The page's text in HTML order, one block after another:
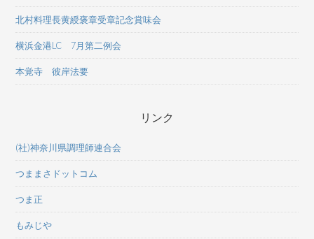
北村料理長黄綬褒章受章記念賞味会
横浜金港LC 7月第二例会
本覚寺 彼岸法要
リンク
(社)神奈川県調理師連合会
つままさドットコム
つま正
もみじや